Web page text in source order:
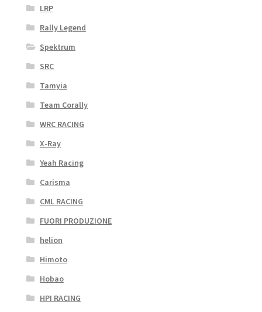
LRP
Rally Legend
Spektrum
SRC
Tamyia
Team Corally
WRC RACING
X-Ray
Yeah Racing
Carisma
CML RACING
FUORI PRODUZIONE
helion
Himoto
Hobao
HPI RACING